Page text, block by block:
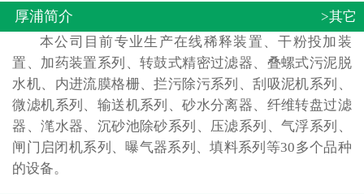
厚浦简介
>其它
本公司目前专业生产在线稀释装置、干粉投加装
置、加药装置系列、转鼓式精密过滤器、叠螺式污泥脱
水机、内进流膜格栅、拦污除污系列、刮吸泥机系列、
微滤机系列、输送机系列、砂水分离器、纤维转盘过滤
器、滗水器、沉砂池除砂系列、压滤系列、气浮系列、
闸门启闭机系列、曝气器系列、填料系列等30多个品种
的设备。